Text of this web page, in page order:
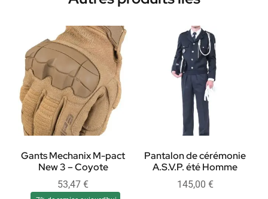
Gants Mechanix M-pact
New 3 – Coyote
53,47 €
Pantalon de cérémonie
A.S.V.P. été Homme
145,00 €